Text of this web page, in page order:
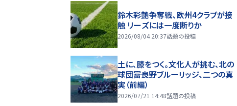
鈴木彩艶争奪戦、欧州4クラブが接
触 リーズには一度断りか
2026/08/04 20:37話題の投稿
土に、膝をつく。文化人が挑む、北の
球団――富良野ブルーリッジ、二つの真
実（前編）
2026/07/21 14:48話題の投稿